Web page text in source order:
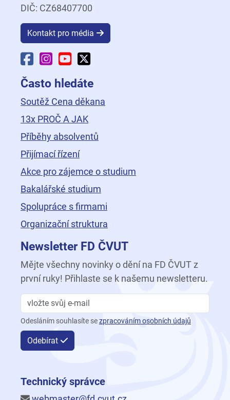
DIČ: CZ68407700
Kontakt pro média
Facebook Fakulty dopravní
Instagram Fakulty dopravní
YouTube Fakulty dopravní
Často hledáte
Soutěž Cena děkana
13x PROČ A JAK
Příběhy absolventů
Přijímací řízení
Akce pro zájemce o studium
Bakalářské studium
Spolupráce s firmami
Organizační struktura
Newsletter FD ČVUT
Mějte všechny novinky o dění na FD ČVUT z
první ruky! Přihlaste se k našemu newsletteru.
Odesláním souhlasíte sezpracováním osobních údajů
Odebírat
Technický správce